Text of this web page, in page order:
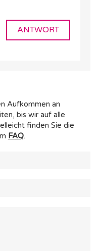
ANTWORT
Aufkommen an
bis wir auf alle
finden Sie die
FAQ.